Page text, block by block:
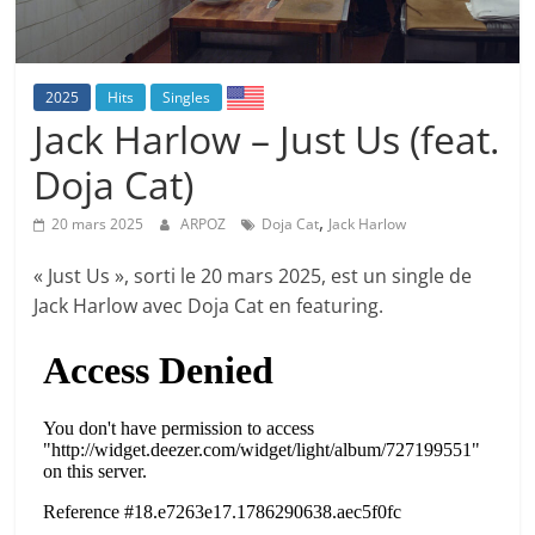
2025 Hits Singles
Jack Harlow – Just Us (feat.
Doja Cat)
20 mars 2025 ARPOZ Doja Cat, Jack Harlow
« Just Us », sorti le 20 mars 2025, est un single de
Jack Harlow avec Doja Cat en featuring.